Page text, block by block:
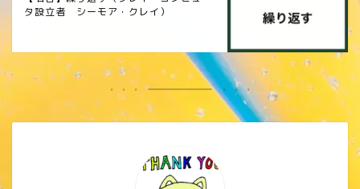
タ設立者 シーモア・クレイ）